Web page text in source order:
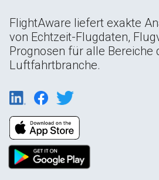
FlightAware liefert exakte
von Echtzeit-Flugdaten,
Prognosen für alle Bereiche
Luftfahrtbranche.